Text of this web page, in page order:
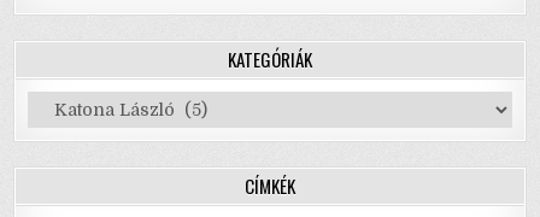
KATEGÓRIÁK
Kategóriák
CÍMKÉK